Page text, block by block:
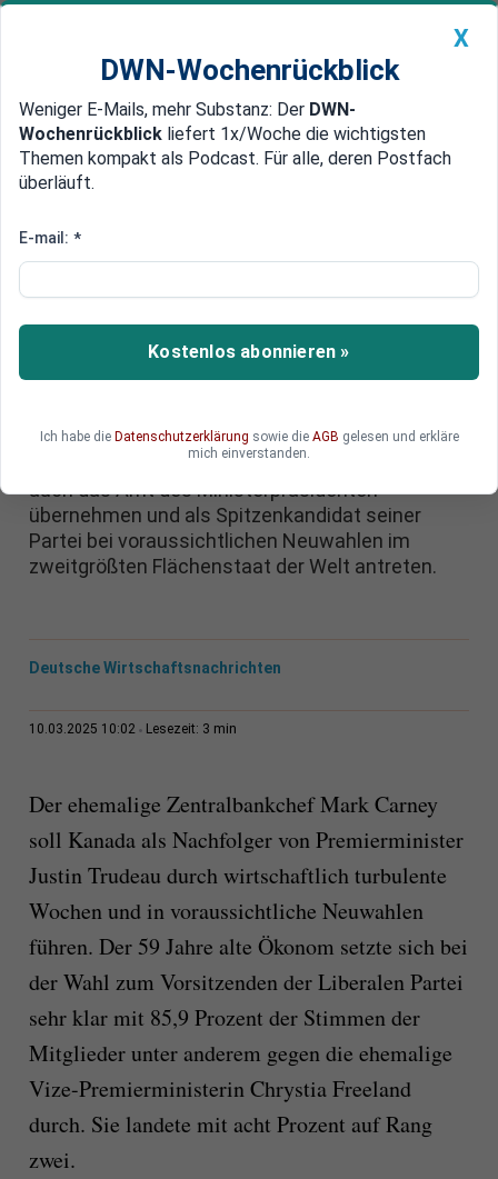
Newsticker MEIN DWN: Geldanlage Premium
Edelmetalle DWN-Magazin China
Trudeau-
Kanada führen
Der ehemalige Zentralbankchef Mark Carney wird
neuer Vorsitzender der Liberalen Partei in
Parteimitgliedern. Als Nachfolger von Justin
Trudeau wird der 59-jährige Wirtschaftsexperte
auch das Amt des Ministerpräsidenten
übernehmen und als Spitzenkandidat seiner
Partei bei voraussichtlichen Neuwahlen im
zweitgrößten Flächenstaat der Welt antreten.
Deutsche Wirtschaftsnachrichten
10.03.2025 10:02 Lesezeit: 3 min
Der ehemalige Zentralbankchef Mark Carney
soll Kanada als Nachfolger von Premierminister
Justin Trudeau durch wirtschaftlich turbulente
Wochen und in voraussichtliche Neuwahlen
führen. Der 59 Jahre alte Ökonom setzte sich bei
der Wahl zum Vorsitzenden der Liberalen Partei
sehr klar mit 85,9 Prozent der Stimmen der
Mitglieder unter anderem gegen die ehemalige
Vize-Premierministerin Chrystia Freeland
durch. Sie landete mit acht Prozent auf Rang
zwei.
X
DWN-Wochenrückblick
Weniger E-Mails, mehr Substanz: Der DWN-
Wochenrückblick liefert 1x/Woche die wichtigsten
Themen kompakt als Podcast. Für alle, deren Postfach
überläuft.
E-mail: *
Kostenlos abonnieren »
Ich habe die Datenschutzerklärung sowie die AGB gelesen und erkläre
mich einverstanden.